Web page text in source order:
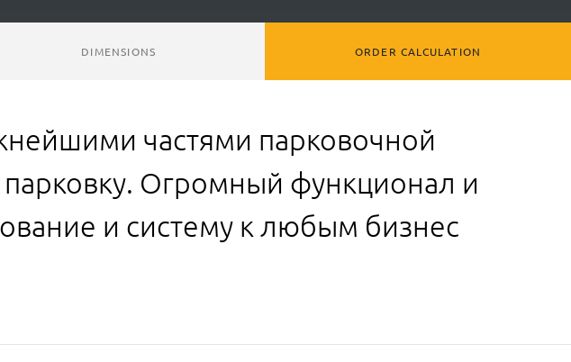
ORDER CALCULATION
DIMENSIONS
частями парковочной
Огромный функционал и
и систему к любым бизнес